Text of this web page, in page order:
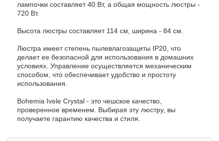
лампочки составляет 40 Вт, а общая мощность люстры -
720 Вт.
Высота люстры составляет 114 см, ширина - 84 см.
Люстра имеет степень пылевлагозащиты IP20, что
делает ее безопасной для использования в домашних
условиях. Управление осуществляется механическим
способом, что обеспечивает удобство и простоту
использования.
Bohemia Ivele Crystal - это чешское качество,
проверенное временем. Выбирая эту люстру, вы
получаете гарантию качества и стиля.